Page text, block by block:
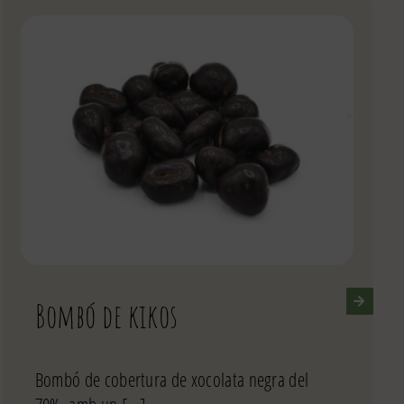
Bombó de kikos
Bombó de cobertura de xocolata negra del